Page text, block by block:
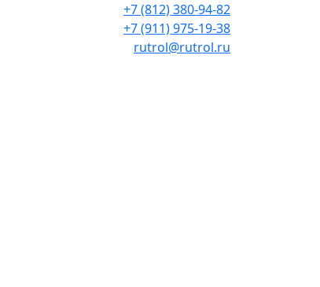
+7 (812) 380-94-82
+7 (911) 975-19-38
rutrol@rutrol.ru